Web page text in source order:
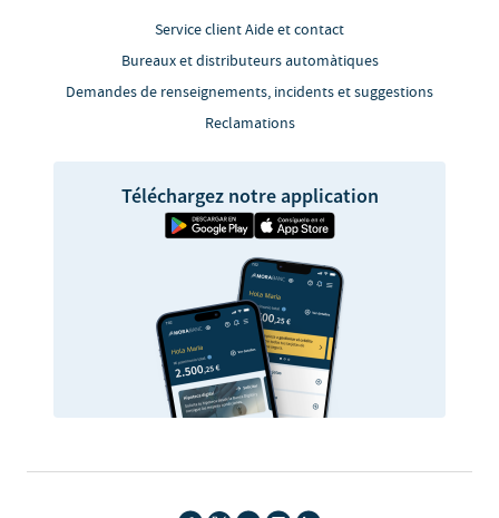
Service client Aide et contact
Bureaux et distributeurs automàtiques
Demandes de renseignements, incidents et suggestions
Reclamations
Téléchargez notre application